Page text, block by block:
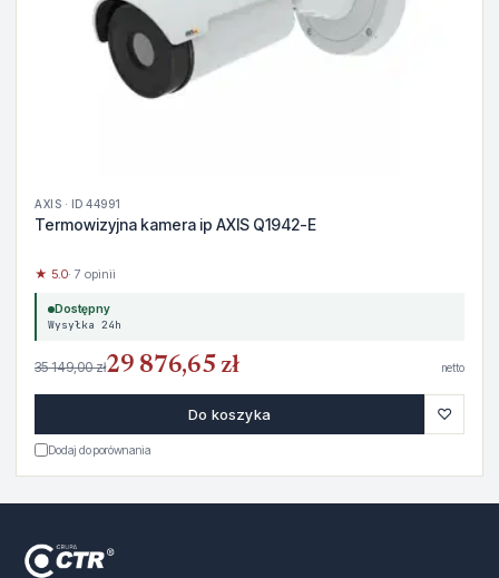
AXIS · ID 44991
Termowizyjna kamera ip AXIS Q1942-E
★ 5.0· 7 opinii
Dostępny
Wysyłka 24h
35 149,00 zł29 876,65 zł netto
Do koszyka ♡
Dodaj do porównania